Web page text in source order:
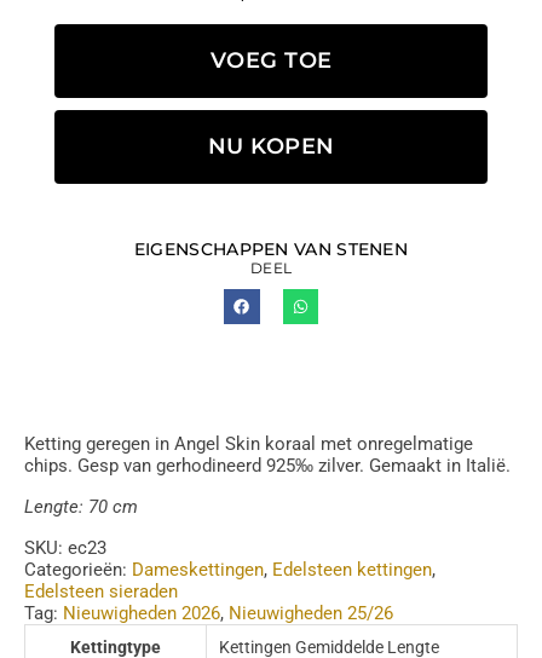
VOEG TOE
NU KOPEN
EIGENSCHAPPEN VAN STENEN
DEEL
Ketting geregen in Angel Skin koraal met onregelmatige
chips. Gesp van gerhodineerd 925‰ zilver. Gemaakt in Italië.
Lengte: 70 cm
SKU: ec23
Categorieën: Dameskettingen, Edelsteen kettingen,
Edelsteen sieraden
Tag: Nieuwigheden 2026, Nieuwigheden 25/26
Kettingtype Kettingen Gemiddelde Lengte